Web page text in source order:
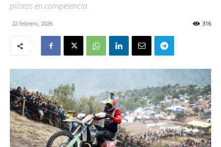
pilotos en competencia.
22 febrero, 2026 316